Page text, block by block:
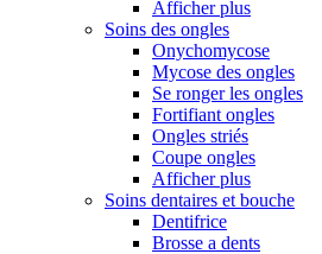
Afficher plus
Soins des ongles
Onychomycose
Mycose des ongles
Se ronger les ongles
Fortifiant ongles
Ongles striés
Coupe ongles
Afficher plus
Soins dentaires et bouche
Dentifrice
Brosse a dents